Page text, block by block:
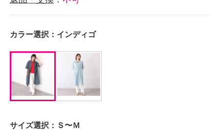
カラー選択： インディゴ
サイズ選択： Ｓ〜Ｍ